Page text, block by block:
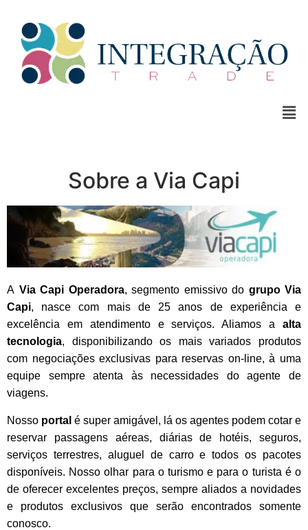
Sobre a Via Capi
A Via Capi Operadora, segmento emissivo do grupo Via
Capi, nasce com mais de 25 anos de experiência e
excelência em atendimento e serviços. Aliamos a alta
tecnologia, disponibilizando os mais variados produtos
com negociações exclusivas para reservas on-line, à uma
equipe sempre atenta às necessidades do agente de
viagens.
Nosso portal é super amigável, lá os agentes podem cotar e
reservar passagens aéreas, diárias de hotéis, seguros,
serviços terrestres, aluguel de carro e todos os pacotes
disponíveis. Nosso olhar para o turismo e para o turista é o
de oferecer excelentes preços, sempre aliados a novidades
e produtos exclusivos que serão encontrados somente
conosco.